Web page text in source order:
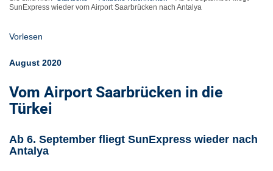
SunExpress wieder vom Airport Saarbrücken nach Antalya
Vorlesen
August 2020
Vom Airport Saarbrücken in die
Türkei
Ab 6. September fliegt SunExpress wieder nach
Antalya